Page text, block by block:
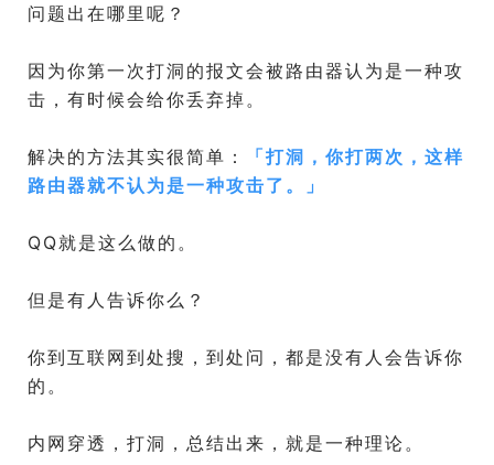
问题出在哪里呢？
因为你第一次打洞的报文会被路由器认为是一种攻
击，有时候会给你丢弃掉。
解决的方法其实很简单： 「打洞，你打两次，这样
路由器就不认为是一种攻击了。
」
QQ就是这么做的。
但是有人告诉你么？
你到互联网到处搜，到处问，都是没有人会告诉你
的。
内网穿透，打洞，总结出来，就是一种理论。